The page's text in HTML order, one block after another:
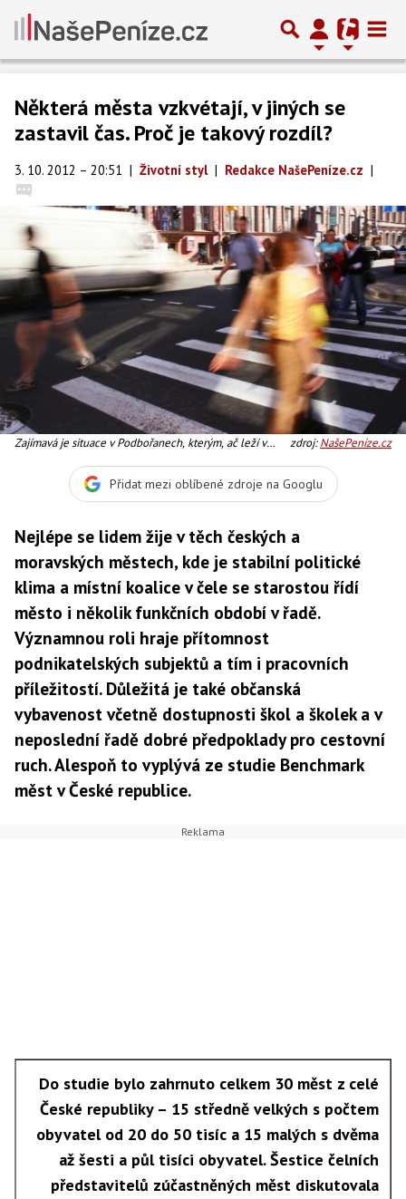
Některá města vzkvétají, v jiných se
zastavil čas. Proč je takový rozdíl?
3. 10. 2012 – 20:51 | Životní styl | Redakce NašePeníze.cz |
Zajímavá je situace v Podbořanech, kterým, ač leží v
mezi nejlépe hodnocenými městy jen o pár bodů.
zdroj:NašePeníze.cz
Přidat mezi oblíbené zdroje na Googlu
Nejlépe se lidem žije v těch českých a
moravských městech, kde je stabilní politické
klima a místní koalice v čele se starostou řídí
město i několik funkčních období v řadě.
Významnou roli hraje přítomnost
podnikatelských subjektů a tím i pracovních
příležitostí. Důležitá je také občanská
vybavenost včetně dostupnosti škol a školek a v
neposlední řadě dobré předpoklady pro cestovní
ruch. Alespoň to vyplývá ze studie Benchmark
měst v České republice.
Do studie bylo zahrnuto celkem 30 měst z celé
České republiky – 15 středně velkých s počtem
obyvatel od 20 do 50 tisíc a 15 malých s dvěma
až šesti a půl tisíci obyvatel. Šestice čelních
představitelů zúčastněných měst diskutovala